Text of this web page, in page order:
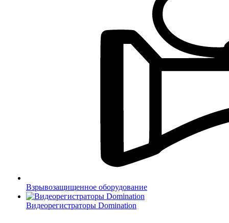
Взрывозащищенное оборудование
Видеорегистраторы Domination